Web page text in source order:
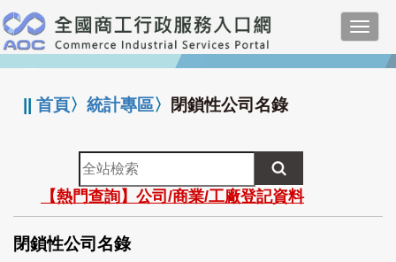
跳
到
主
要
:::
||首頁〉統計專區〉 閉鎖性公司名錄
全
站
檢
索
【熱門查詢】公司/商業/工廠登記資料
閉鎖性公司名錄